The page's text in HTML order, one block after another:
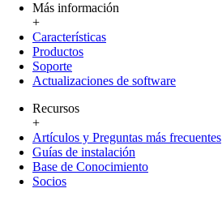
Más información
+
Características
Productos
Soporte
Actualizaciones de software
Recursos
+
Artículos y Preguntas más frecuentes
Guías de instalación
Base de Conocimiento
Socios